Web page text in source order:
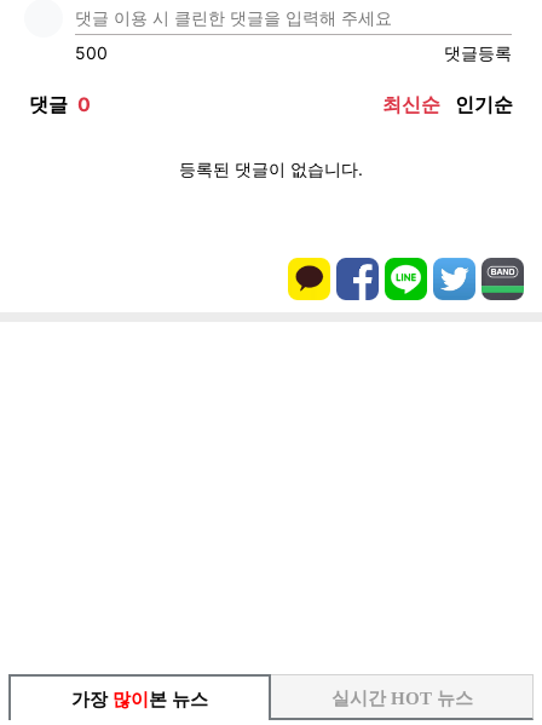
가장 많이 본 뉴스 실시간 HOT 뉴스